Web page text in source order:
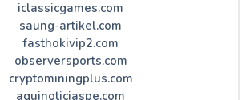
iclassicgames.com
saung-artikel.com
fasthokivip2.com
observersports.com
cryptominingplus.com
aquinoticiaspe.com